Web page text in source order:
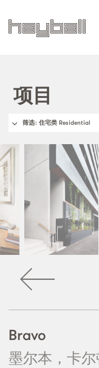
项目
筛选: 住宅类 Residential
Bravo
墨尔本，卡